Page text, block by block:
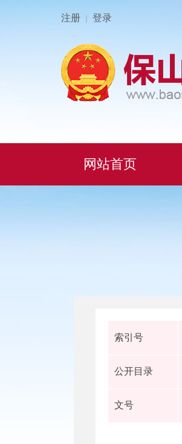
注册 | 登录
网站首页
索引号
公开目录
文号